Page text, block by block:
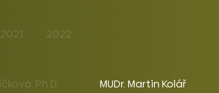
2021 2022
Ph.D. MUDr. Martin Kolář